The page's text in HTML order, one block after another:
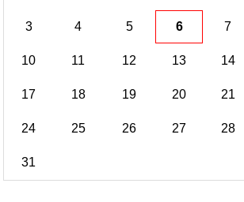
3 4 5 6 7
10 11 12 13 14
17 18 19 20 21
24 25 26 27 28
31